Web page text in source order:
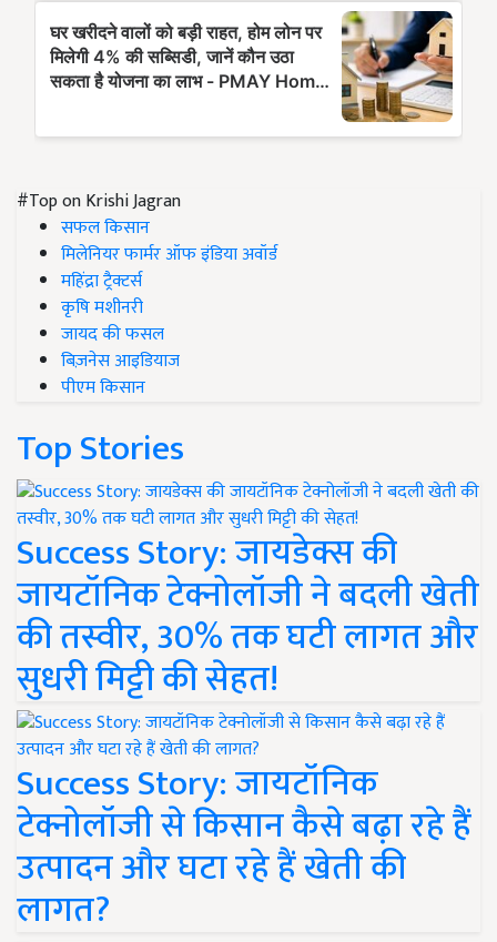
#Top on Krishi Jagran
सफल किसान
मिलेनियर फार्मर ऑफ इंडिया अवॉर्ड
महिंद्रा ट्रैक्टर्स
कृषि मशीनरी
जायद की फसल
बिज़नेस आइडियाज
पीएम किसान
Top Stories
Success Story: जायडेक्स की
जायटॉनिक टेक्नोलॉजी ने बदली खेती
की तस्वीर, 30% तक घटी लागत और
सुधरी मिट्टी की सेहत!
Success Story: जायटॉनिक
टेक्नोलॉजी से किसान कैसे बढ़ा रहे हैं
उत्पादन और घटा रहे हैं खेती की
लागत?